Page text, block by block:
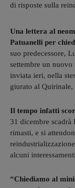
di risposte sulla
Una lettera al
Patuanelli per
suo predecessore,
settembre un
inviata ieri, nella
giurato al Quirinale,
Il tempo infatti
31 dicembre
rimasti, e si
alcuni
“Chiediamo al